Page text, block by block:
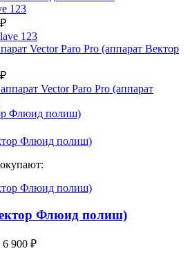
123
Vector Paro Pro (аппарат Вектор
Флюид полиш)
Флюид полиш)
6 900 ₽